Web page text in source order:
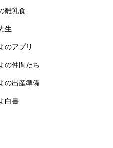
離乳食
生
のアプリ
の仲間たち
の出産準備
白書